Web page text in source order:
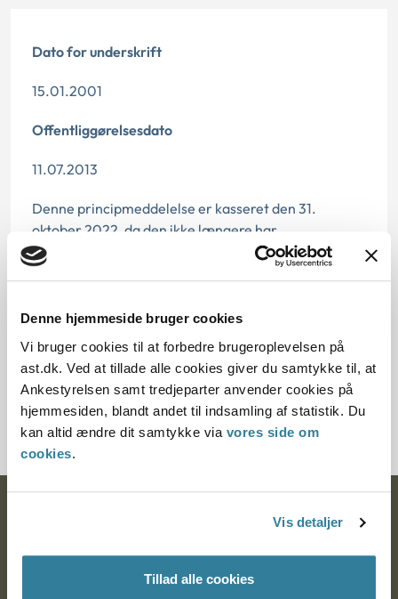
Denne hjemmeside bruger cookies
Vi bruger cookies til at forbedre brugeroplevelsen på
ast.dk. Ved at tillade alle cookies giver du samtykke til, at
Ankestyrelsen samt tredjeparter anvender cookies på
hjemmesiden, blandt andet til indsamling af statistik. Du
kan altid ændre dit samtykke via vores side om
cookies.
Vis detaljer
Tillad alle cookies
Dato for underskrift
15.01.2001
Offentliggørelsesdato
11.07.2013
Denne principmeddelelse er kasseret den 31.
oktober 2022, da den ikke længere har
vejledningsværdi.
§ 9c § 93 § 140 § 9a § 92 § 94 § 11 § 91
Journalnummer
380020-00
Postadresse: